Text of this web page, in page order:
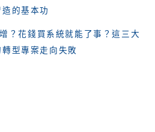
的基本功
？花錢買系統就能了事？這三大
型專案走向失敗